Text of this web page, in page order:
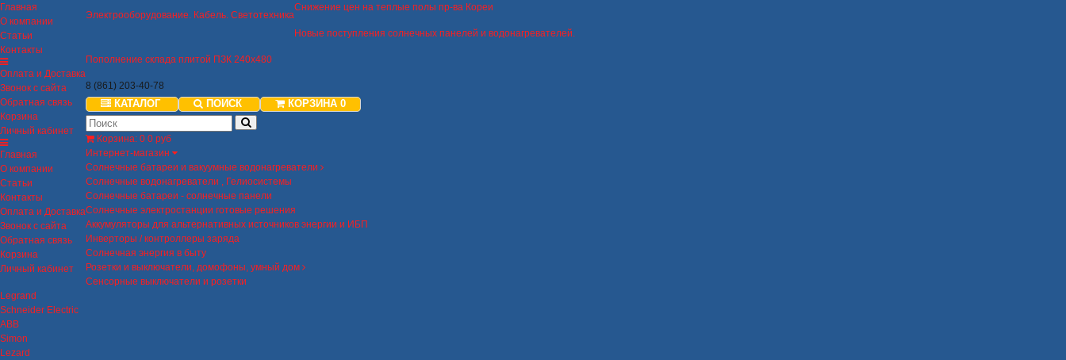
Главная
О компании
Статьи
Контакты
Оплата и Доставка
Звонок с сайта
Обратная связь
Корзина
Личный кабинет
Главная
О компании
Статьи
Контакты
Оплата и Доставка
Звонок с сайта
Обратная связь
Корзина
Личный кабинет
Электрооборудование. Кабель. Светотехника
Снижение цен на теплые полы пр-ва Кореи
Новые поступления солнечных панелей и водонагревателей.
Пополнение склада плитой ПЗК 240х480
8 (861) 203-40-78
КАТАЛОГ ПОИСК КОРЗИНА 0
Корзина: 0 0 руб
Интернет-магазин
Солнечные батареи и вакуумные водонагреватели
Солнечные водонагреватели , Гелиосистемы
Солнечные батареи - солнечные панели
Солнечные электростанции готовые решения
Аккумуляторы для альтернативных источников энергии и ИБП
Инверторы / контроллеры заряда
Солнечная энергия в быту
Розетки и выключатели, домофоны, умный дом
Сенсорные выключатели и розетки
Legrand
Schneider Electric
ABB
Simon
Lezard